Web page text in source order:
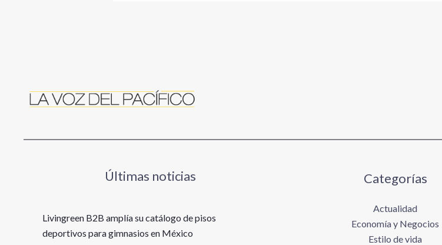
Últimas noticias
Livingreen B2B amplía su catálogo de pisos
deportivos para gimnasios en México
Categorías
Actualidad
Economía y Negocios
Estilo de vida